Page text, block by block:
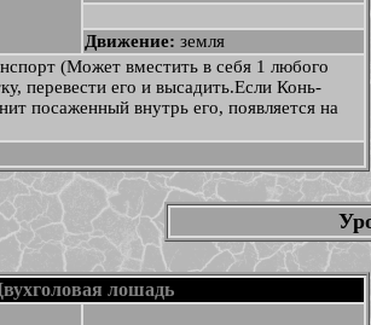
Движение: земля
(Может вместить в себя 1 любого
перевести его и высадить.Если Конь-
посаженный внутрь его, появляется на
лошадь